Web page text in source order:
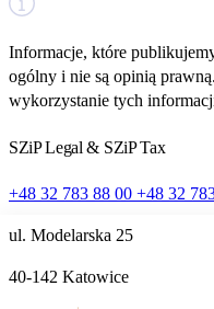
Informacje, które
ogólny i nie są opinią
wykorzystanie tych
SZiP Legal & SZiP Tax
+48 32 783 88 00 +48 32
ul. Modelarska 25
40‑142 Katowice